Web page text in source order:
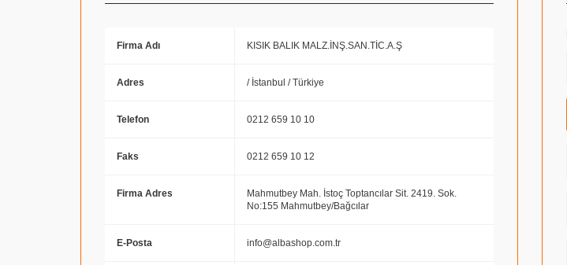
Firma Adı KISIK BALIK MALZ.İNŞ.SAN.TİC.A.Ş
Adres / İstanbul / Türkiye
Telefon 0212 659 10 10
Faks 0212 659 10 12
Firma Adres
Mahmutbey Mah. İstoç Toptancılar Sit. 2419. Sok.
No:155 Mahmutbey/Bağcılar
E-Posta info@albashop.com.tr